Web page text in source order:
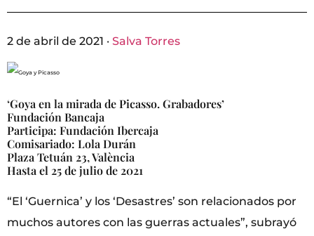
2 de abril de 2021 · Salva Torres
‘Goya en la mirada de Picasso. Grabadores’
Fundación Bancaja
Participa: Fundación Ibercaja
Comisariado: Lola Durán
Plaza Tetuán 23, València
Hasta el 25 de julio de 2021
“El ‘Guernica’ y los ‘Desastres’ son relacionados por
muchos autores con las guerras actuales”, subrayó